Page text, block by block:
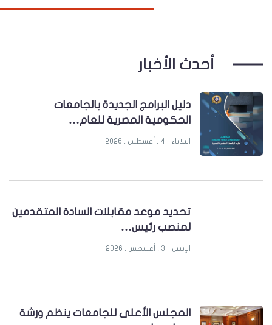
أحدث الأخبار
دليل البرامج الجديدة بالجامعات
الحكومية المصرية للعام…
الثلاثاء - 4 , أغسطس , 2026
تحديد موعد مقابلات السادة المتقدمين
لمنصب رئيس…
الإثنين - 3 , أغسطس , 2026
المجلس الأعلى للجامعات ينظم ورشة